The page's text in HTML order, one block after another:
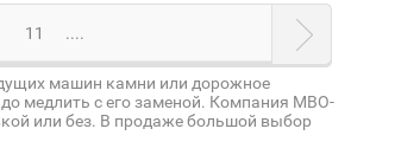
11 ....
машин камни или дорожное
медлить с его заменой. Компания МВО-
или без. В продаже большой выбор